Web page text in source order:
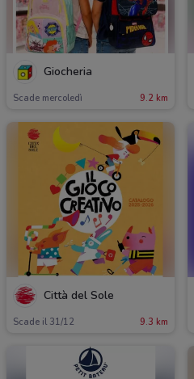
Giocheria
Scade mercoledì 9.2 km
Città del Sole
Scade il 31/12 9.3 km